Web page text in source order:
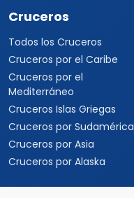
Cruceros
Todos los Cruceros
Cruceros por el Caribe
Cruceros por el
Mediterráneo
Cruceros Islas Griegas
Cruceros por Sudamérica
Cruceros por Asia
Cruceros por Alaska